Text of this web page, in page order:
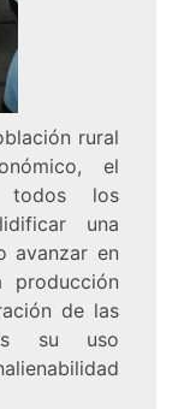
rural
el
todos los
una
avanzar en
producción
de las
su uso